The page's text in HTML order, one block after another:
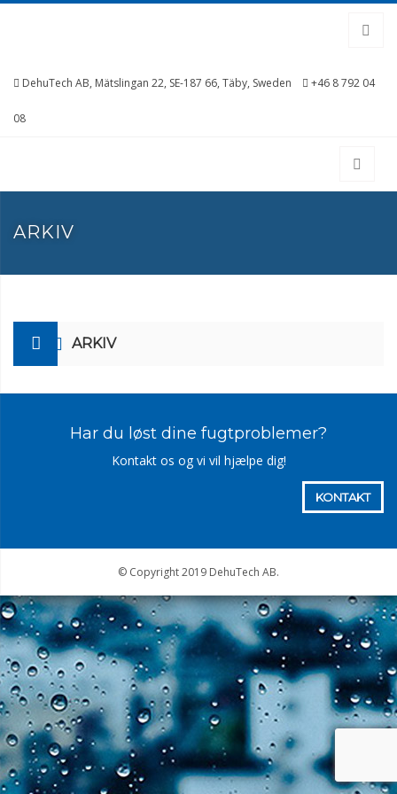
DehuTech AB, Mätslingan 22, SE-187 66, Täby, Sweden +46 8 792 04
08
ARKIV
ARKIV
Har du løst dine fugtproblemer?
Kontakt os og vi vil hjælpe dig!
KONTAKT
© Copyright 2019 DehuTech AB.